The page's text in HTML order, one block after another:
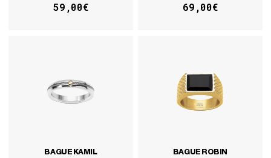
59,00€ 69,00€
BAGUE KAMIL
BAGUE ROBIN